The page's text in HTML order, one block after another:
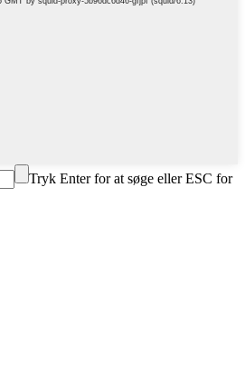
Tryk Enter for at søge eller ESC for